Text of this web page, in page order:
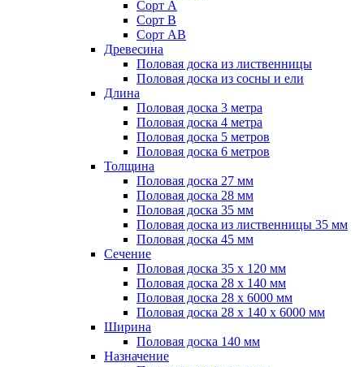
Сорт А
Сорт В
Сорт АВ
Древесина
Половая доска из лиственницы
Половая доска из сосны и ели
Длина
Половая доска 3 метра
Половая доска 4 метра
Половая доска 5 метров
Половая доска 6 метров
Толщина
Половая доска 27 мм
Половая доска 28 мм
Половая доска 35 мм
Половая доска из лиственницы 35 мм
Половая доска 45 мм
Сечение
Половая доска 35 х 120 мм
Половая доска 28 х 140 мм
Половая доска 28 х 6000 мм
Половая доска 28 х 140 х 6000 мм
Ширина
Половая доска 140 мм
Назначение